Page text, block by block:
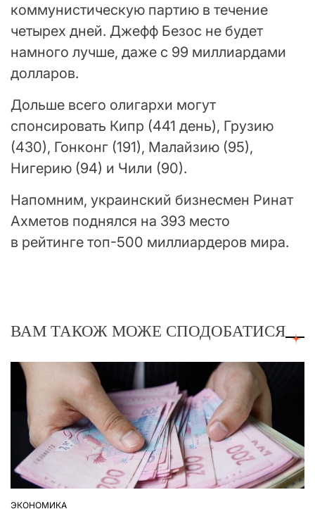
коммунистическую партию в течение
четырех дней. Джефф Безос не будет
намного лучше, даже с 99 миллиардами
долларов.
Дольше всего олигархи могут
спонсировать Кипр (441 день), Грузию
(430), Гонконг (191), Малайзию (95),
Нигерию (94) и Чили (90).
Напомним, украинский бизнесмен Ринат
Ахметов поднялся на 393 место
в рейтинге топ-500 миллиардеров мира.
ВАМ ТАКОЖ МОЖЕ СПОДОБАТИСЯ
ЭКОНОМИКА